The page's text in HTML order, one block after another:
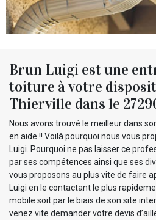
Brun Luigi est une
toiture à votre
Thierville dans le
Nous avons trouvé le meilleur dans
en aide !! Voilà pourquoi nous vous
Luigi. Pourquoi ne pas laisser ce
par ses compétences ainsi que ses
vous proposons au plus vite de faire
Luigi en le contactant le plus
mobile soit par le biais de son site
venez vite demander votre devis